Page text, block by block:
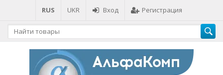
RUS UKR Вход Регистрация